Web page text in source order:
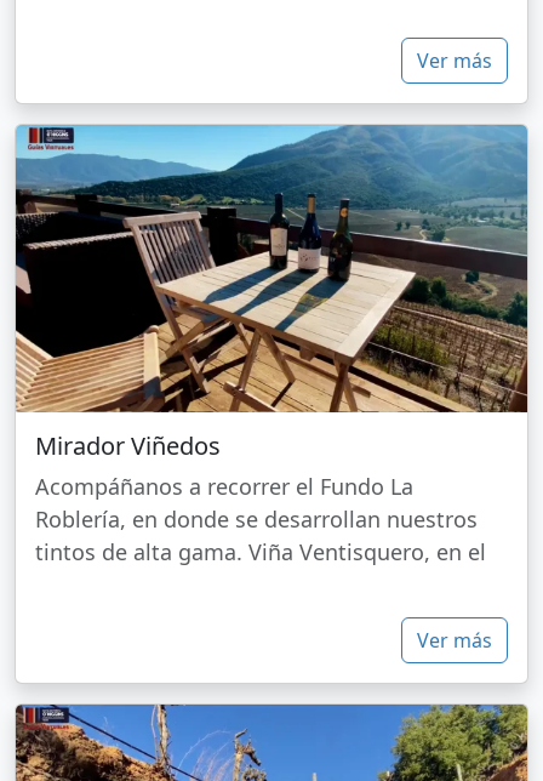
Ver más
Mirador Viñedos
Acompáñanos a recorrer el Fundo La
Roblería, en donde se desarrollan nuestros
tintos de alta gama. Viña Ventisquero, en el
Ver más